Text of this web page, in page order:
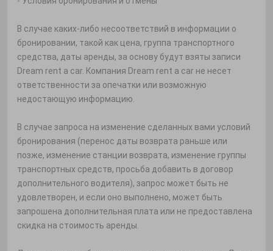
В случае каких-либо несоответствий в информации о
бронировании, такой как цена, группа транспортного
средства, даты аренды, за основу будут взяты записи
Dream rent a car. Компания Dream rent a car не несет
ответственности за опечатки или возможную
недостающую информацию.
В случае запроса на изменение сделанных вами условий
бронирования (перенос даты возврата раньше или
позже, изменение станции возврата, изменение группы
транспортных средств, просьба добавить в договор
дополнительного водителя), запрос может быть не
удовлетворен, и если оно выполнено, может быть
запрошена дополнительная плата или не предоставлена ​​
скидка на стоимость аренды.